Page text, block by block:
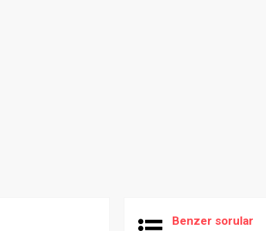
Benzer sorular